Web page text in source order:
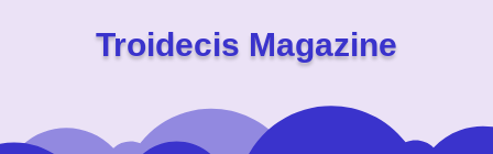
Troidecis Magazine